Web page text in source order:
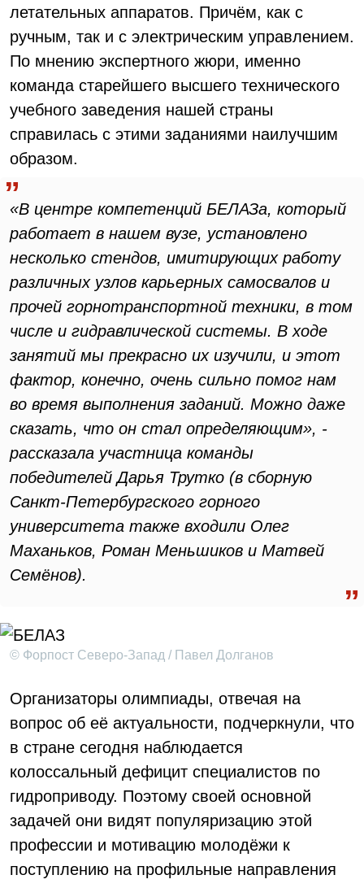
летательных аппаратов. Причём, как с
ручным, так и с электрическим управлением.
По мнению экспертного жюри, именно
команда старейшего высшего технического
учебного заведения нашей страны
справилась с этими заданиями наилучшим
образом.
«В центре компетенций БЕЛАЗа, который
работает в нашем вузе, установлено
несколько стендов, имитирующих работу
различных узлов карьерных самосвалов и
прочей горнотранспортной техники, в том
числе и гидравлической системы. В ходе
занятий мы прекрасно их изучили, и этот
фактор, конечно, очень сильно помог нам
во время выполнения заданий. Можно даже
сказать, что он стал определяющим», -
рассказала участница команды
победителей Дарья Трутко (в сборную
Санкт-Петербургского горного
университета также входили Олег
Маханьков, Роман Меньшиков и Матвей
Семёнов).
© Форпост Северо-Запад / Павел Долганов
Организаторы олимпиады, отвечая на
вопрос об её актуальности, подчеркнули, что
в стране сегодня наблюдается
колоссальный дефицит специалистов по
гидроприводу. Поэтому своей основной
задачей они видят популяризацию этой
профессии и мотивацию молодёжи к
поступлению на профильные направления